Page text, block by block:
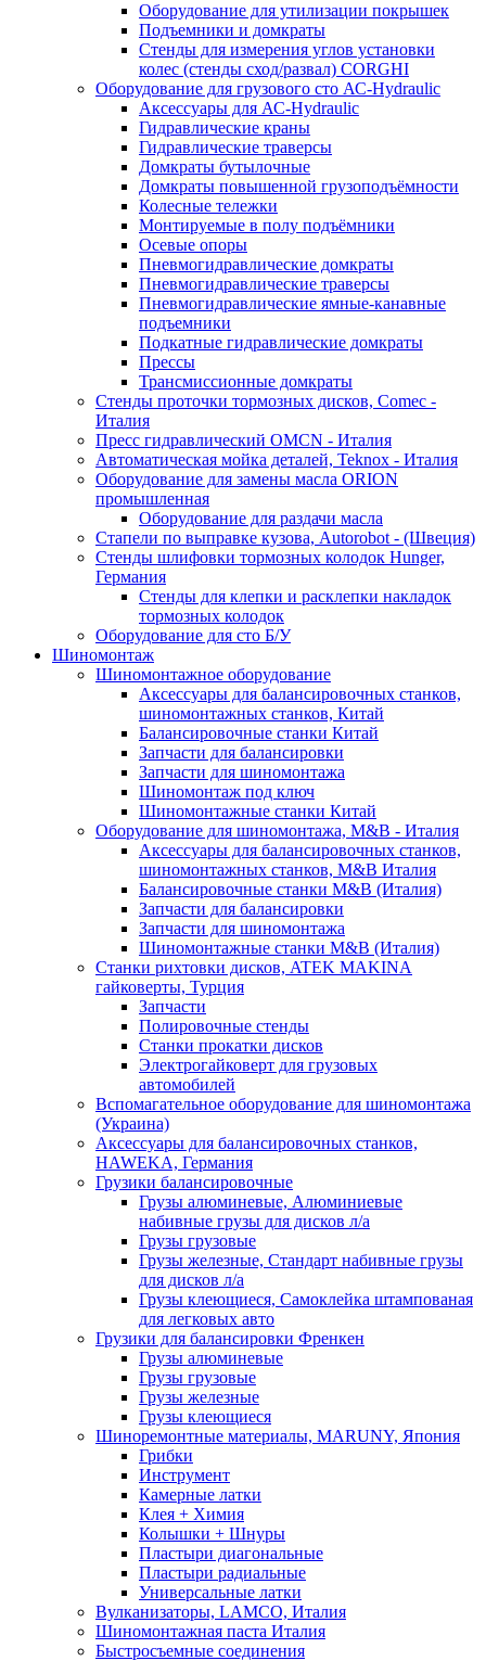
Оборудование для утилизации покрышек
Подъемники и домкраты
Стенды для измерения углов установки
колес (стенды сход/развал) CORGHI
Оборудование для грузового сто АС-Hydraulic
Аксессуары для АС-Hydraulic
Гидравлические краны
Гидравлические траверсы
Домкраты бутылочные
Домкраты повышенной грузоподъёмности
Колесные тележки
Монтируемые в полу подъёмники
Осевые опоры
Пневмогидравлические домкраты
Пневмогидравлические траверсы
Пневмогидравлические ямные-канавные
подъемники
Подкатные гидравлические домкраты
Прессы
Трансмиссионные домкраты
Стенды проточки тормозных дисков, Comec -
Италия
Пресс гидравлический OMCN - Италия
Автоматическая мойка деталей, Teknox - Италия
Оборудование для замены масла ORION
промышленная
Оборудование для раздачи масла
Стапели по выправке кузова, Autorobot - (Швеция)
Стенды шлифовки тормозных колодок Hunger,
Германия
Стенды для клепки и расклепки накладок
тормозных колодок
Оборудование для сто Б/У
Шиномонтаж
Шиномонтажное оборудование
Аксессуары для балансировочных станков,
шиномонтажных станков, Китай
Балансировочные станки Китай
Запчасти для балансировки
Запчасти для шиномонтажа
Шиномонтаж под ключ
Шиномонтажные станки Китай
Оборудование для шиномонтажа, M&B - Италия
Аксессуары для балансировочных станков,
шиномонтажных станков, M&B Италия
Балансировочные станки M&B (Италия)
Запчасти для балансировки
Запчасти для шиномонтажа
Шиномонтажные станки M&B (Италия)
Станки рихтовки дисков, ATEK MAKINA
гайковерты, Турция
Запчасти
Полировочные стенды
Станки прокатки дисков
Электрогайковерт для грузовых
автомобилей
Вспомагательное оборудование для шиномонтажа
(Украина)
Аксессуары для балансировочных станков,
HAWEKA, Германия
Грузики балансировочные
Грузы алюминевые, Алюминиевые
набивные грузы для дисков л/а
Грузы грузовые
Грузы железные, Cтандарт набивные грузы
для дисков л/а
Грузы клеющиеся, Самоклейка штампованая
для легковых авто
Грузики для балансировки Френкен
Грузы алюминевые
Грузы грузовые
Грузы железные
Грузы клеющиеся
Шиноремонтные материалы, MARUNY, Япония
Грибки
Инструмент
Камерные латки
Клея + Химия
Колышки + Шнуры
Пластыри диагональные
Пластыри радиальные
Универсальные латки
Вулканизаторы, LAMCO, Италия
Шиномонтажная паста Италия
Быстросъемные соединения